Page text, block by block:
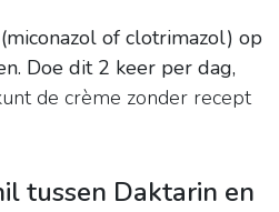
of clotrimazol) op
Doe dit 2 keer per dag,
de crème zonder recept
tussen Daktarin en